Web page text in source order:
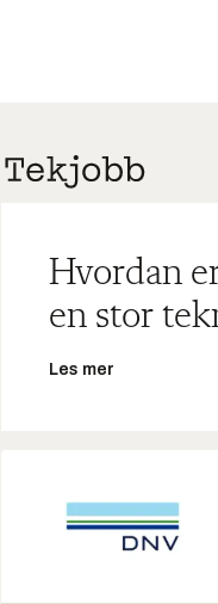
Hvordan
en stor
Les mer